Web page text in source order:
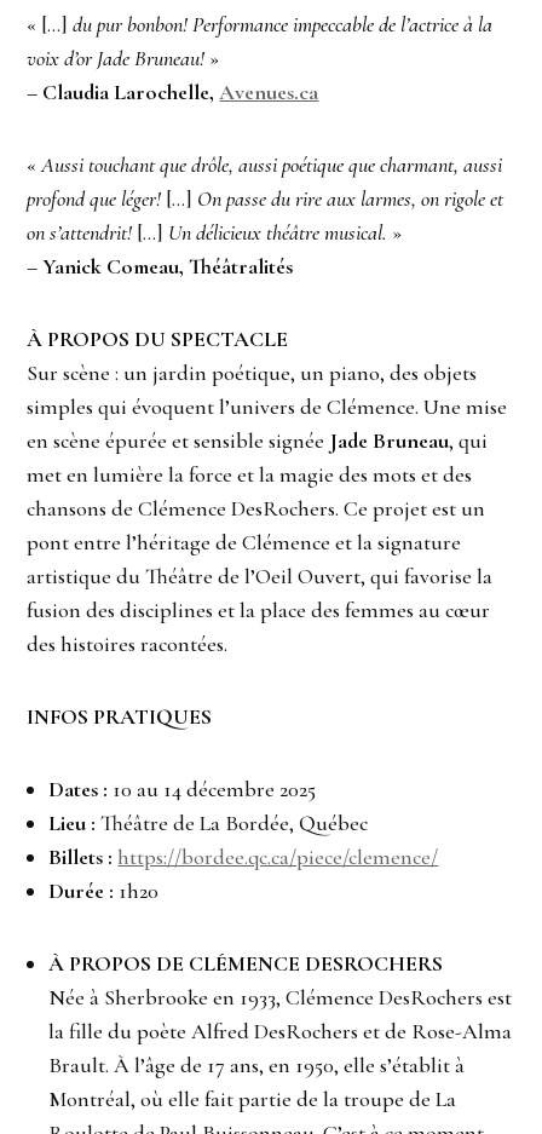
« […]du pur bonbon! Performance impeccable de l’actrice à la
voix d’or Jade Bruneau! »
– Claudia Larochelle,Avenues.ca
«Aussi touchant que drôle, aussi poétique que charmant, aussi
profond que léger! […] On passe du rire aux larmes, on rigole et
on s’attendrit! […] Un délicieux théâtre musical. »
–Yanick Comeau, Théâtralités
À PROPOS DU SPECTACLE
Sur scène : un jardin poétique, un piano, des objets
simples qui évoquent l’univers de Clémence. Une mise
en scène épurée et sensible signée Jade Bruneau, qui
met en lumière la force et la magie des mots et des
chansons de Clémence DesRochers. Ce projet est un
pont entre l’héritage de Clémence et la signature
artistique du Théâtre de l’Oeil Ouvert, qui favorise la
fusion des disciplines et la place des femmes au cœur
des histoires racontées.
INFOS PRATIQUES
Dates : 10 au 14 décembre 2025
Lieu : Théâtre de La Bordée, Québec
Billets :https://bordee.qc.ca/piece/clemence/
Durée : 1h20
À PROPOS DE CLÉMENCE DESROCHERS
Née à Sherbrooke en 1933, Clémence DesRochers est
la fille du poète Alfred DesRochers et de Rose-Alma
Brault. À l’âge de 17 ans, en 1950, elle s’établit à
Montréal, où elle fait partie de la troupe de La